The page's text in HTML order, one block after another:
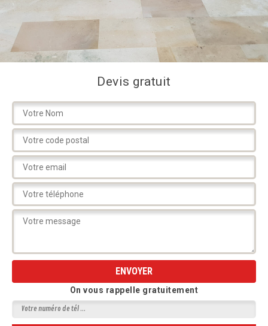
Devis gratuit
On vous rappelle gratuitement